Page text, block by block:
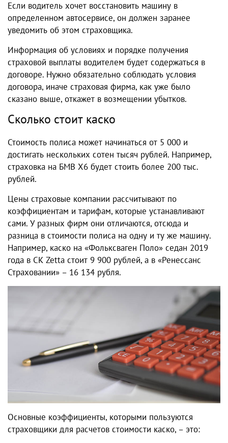
Если водитель хочет восстановить машину в
определенном автосервисе, он должен заранее
уведомить об этом страховщика.
Информация об условиях и порядке получения
страховой выплаты водителем будет содержаться в
договоре. Нужно обязательно соблюдать условия
договора, иначе страховая фирма, как уже было
сказано выше, откажет в возмещении убытков.
Сколько стоит каско
Стоимость полиса может начинаться от 5 000 и
достигать нескольких сотен тысяч рублей. Например,
страховка на БМВ Х6 будет стоить более 200 тыс.
рублей.
Цены страховые компании рассчитывают по
коэффициентам и тарифам, которые устанавливают
сами. У разных фирм они отличаются, отсюда и
разница в стоимости полиса на одну и ту же машину.
Например, каско на «Фольксваген Поло» седан 2019
года в СК Zetta стоит 9 900 рублей, а в «Ренессанс
Страховании» – 16 134 рубля.
Основные коэффициенты, которыми пользуются
страховщики для расчетов стоимости каско, – это: